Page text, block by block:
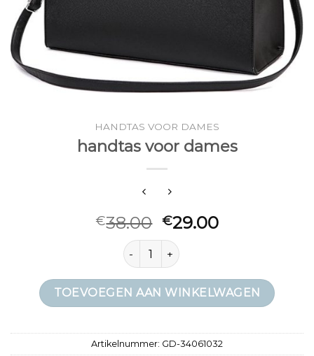
HANDTAS VOOR DAMES
handtas voor dames
€38.00 €29.00
handtas voor dames aantal
TOEVOEGEN AAN WINKELWAGEN
Artikelnummer: GD-34061032